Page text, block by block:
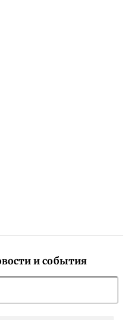
и события